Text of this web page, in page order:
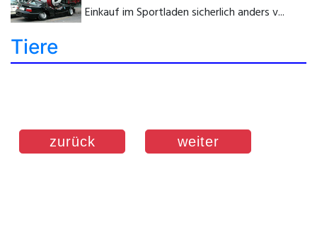
Einkauf im Sportladen sicherlich anders v...
Tiere
zurück weiter